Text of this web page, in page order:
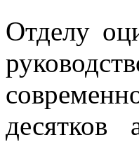
Отделу